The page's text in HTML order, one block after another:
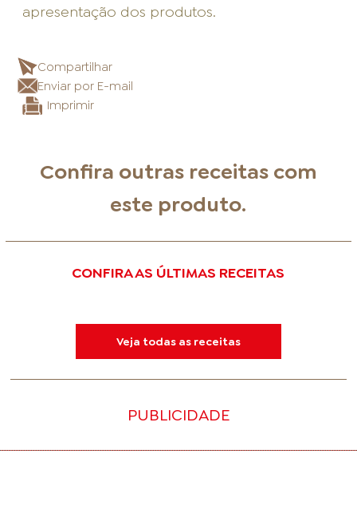
apresentação dos produtos.
Compartilhar
Enviar por E-mail
Imprimir
Confira outras receitas com
este produto.
CONFIRA AS ÚLTIMAS RECEITAS
Veja todas as receitas
PUBLICIDADE